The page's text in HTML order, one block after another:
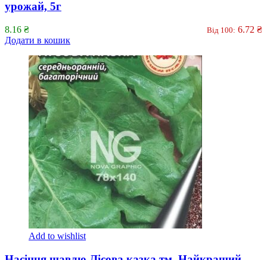
урожай, 5г
8.16 ₴ Від 100: 6.72 ₴
Додати в кошик
Add to wishlist